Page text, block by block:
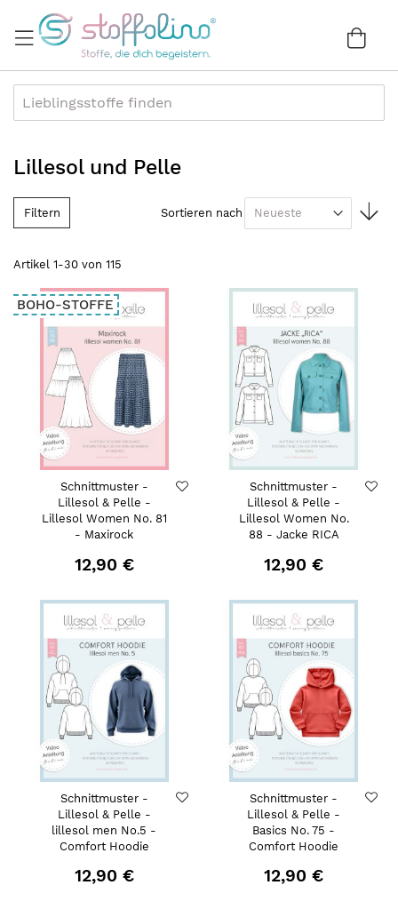
Inhalt
Lillesol und Pelle
Artikel 1-30 von 115
Sortieren nach
BOHO-STOFFE
Schnittmuster -
Lillesol & Pelle -
Lillesol Women No. 81
- Maxirock
12,90 €
Schnittmuster -
Lillesol & Pelle -
Lillesol Women No.
88 - Jacke RICA
12,90 €
Schnittmuster -
Lillesol & Pelle -
lillesol men No.5 -
Comfort Hoodie
12,90 €
Schnittmuster -
Lillesol & Pelle -
Basics No. 75 -
Comfort Hoodie
12,90 €
Filtern